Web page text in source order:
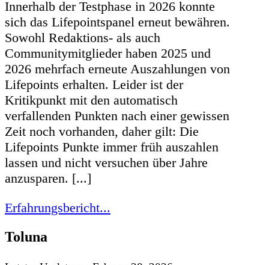
Innerhalb der Testphase in 2026 konnte
sich das Lifepointspanel erneut bewähren.
Sowohl Redaktions- als auch
Communitymitglieder haben 2025 und
2026 mehrfach erneute Auszahlungen von
Lifepoints erhalten. Leider ist der
Kritikpunkt mit den automatisch
verfallenden Punkten nach einer gewissen
Zeit noch vorhanden, daher gilt: Die
Lifepoints Punkte immer früh auszahlen
lassen und nicht versuchen über Jahre
anzusparen. [...]
Erfahrungsbericht...
Toluna